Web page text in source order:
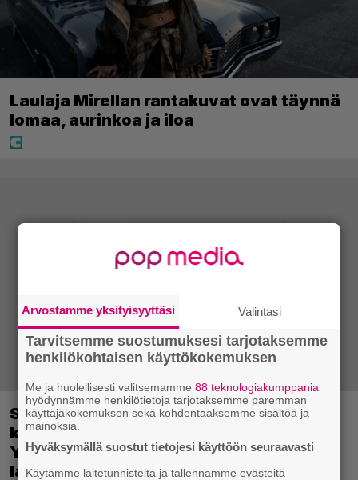
Laulaja Mirellan rantakuvat ovat täynnä
lomaa, aurinkoa ja iloa
Sony on keskustellut jälleenmyyjien
kanssa levyttömyyteen siirtymisestä –
Yhdysvalloissa pelejä myydään
latauskoodin sisältävissä koteloissa
Arvostamme yksityisyyttäsi Valintasi
Tarvitsemme suostumuksesi tarjotaksemme
henkilökohtaisen käyttökokemuksen
Me ja huolellisesti valitsemamme88 teknologiakumppania
hyödynnämme henkilötietoja tarjotaksemme paremman
käyttäjäkokemuksen sekä kohdentaaksemme sisältöä ja
mainoksia.
Hyväksymällä suostut tietojesi käyttöön seuraavasti
Käytämme laitetunnisteita ja tallennamme evästeitä